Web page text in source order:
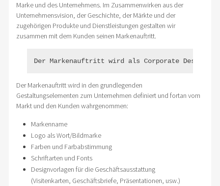
Marke und des Unternehmens. Im Zusammenwirken aus der
Unternehmensvision, der Geschichte, der Märkte und der
zugehörigen Produkte und Dienstleistungen gestalten wir
zusammen mit dem Kunden seinen Markenauftritt.
Der Markenauftritt wird als Corporate Design
Der Markenauftritt wird in den grundlegenden
Gestaltungselementen zum Unternehmen definiert und fortan vom
Markt und den Kunden wahrgenommen:
Markenname
Logo als Wort/Bildmarke
Farben und Farbabstimmung
Schriftarten und Fonts
Designvorlagen für die Geschäftsausstattung
(Visitenkarten, Geschäftsbriefe, Präsentationen, usw.)